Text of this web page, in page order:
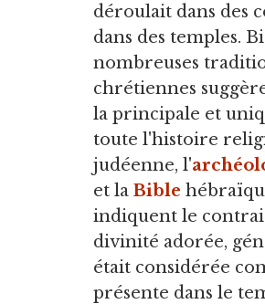
déroulait dans des
dans des temples.
nombreuses
chrétiennes
la principale et
toute l'histoire
judéenne, l'
et la Bible
indiquent le
divinité adorée,
était considérée
présente dans le